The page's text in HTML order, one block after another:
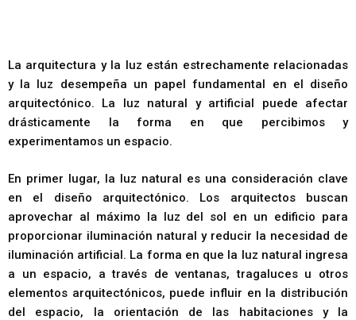
La arquitectura y la luz están estrechamente relacionadas
y la luz desempeña un papel fundamental en el diseño
arquitectónico. La luz natural y artificial puede afectar
drásticamente la forma en que percibimos y
experimentamos un espacio.
En primer lugar, la luz natural es una consideración clave
en el diseño arquitectónico. Los arquitectos buscan
aprovechar al máximo la luz del sol en un edificio para
proporcionar iluminación natural y reducir la necesidad de
iluminación artificial. La forma en que la luz natural ingresa
a un espacio, a través de ventanas, tragaluces u otros
elementos arquitectónicos, puede influir en la distribución
del espacio, la orientación de las habitaciones y la